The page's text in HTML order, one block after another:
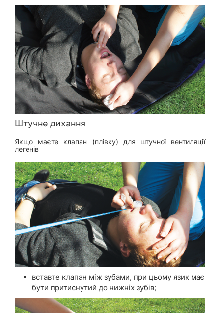
Штучне дихання
Якщо маєте клапан (плівку) для штучної вентиляції
легенів
вставте клапан між зубами, при цьому язик має
бути притиснутий до нижніх зубів;